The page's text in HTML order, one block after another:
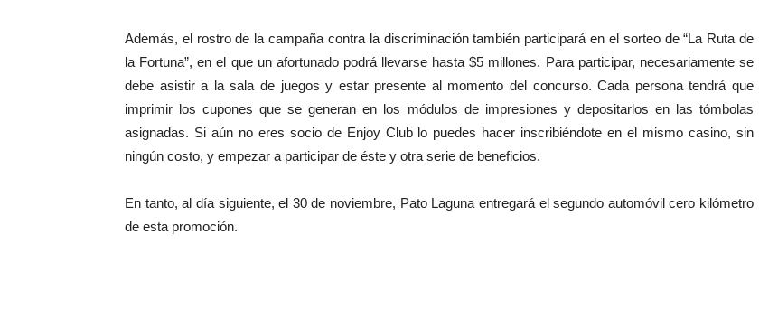
Además, el rostro de la campaña contra la discriminación también participará en el sorteo de “La Ruta de
la Fortuna”, en el que un afortunado podrá llevarse hasta $5 millones. Para participar, necesariamente se
debe asistir a la sala de juegos y estar presente al momento del concurso. Cada persona tendrá que
imprimir los cupones que se generan en los módulos de impresiones y depositarlos en las tómbolas
asignadas. Si aún no eres socio de Enjoy Club lo puedes hacer inscribiéndote en el mismo casino, sin
ningún costo, y empezar a participar de éste y otra serie de beneficios.
En tanto, al día siguiente, el 30 de noviembre, Pato Laguna entregará el segundo automóvil cero kilómetro
de esta promoción.